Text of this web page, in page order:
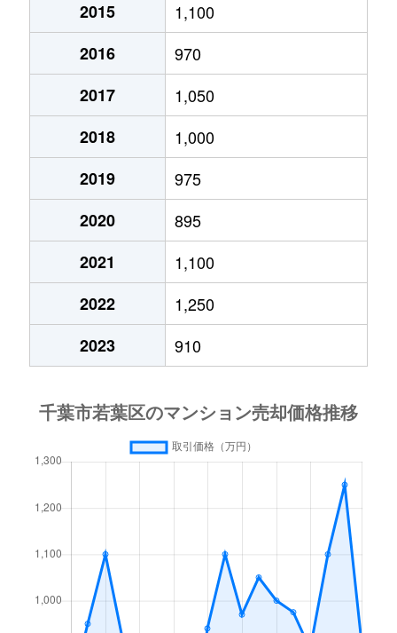
2015
1,100
2016
970
2017
1,050
2018
1,000
2019
975
2020
895
2021
1,100
2022
1,250
2023
910